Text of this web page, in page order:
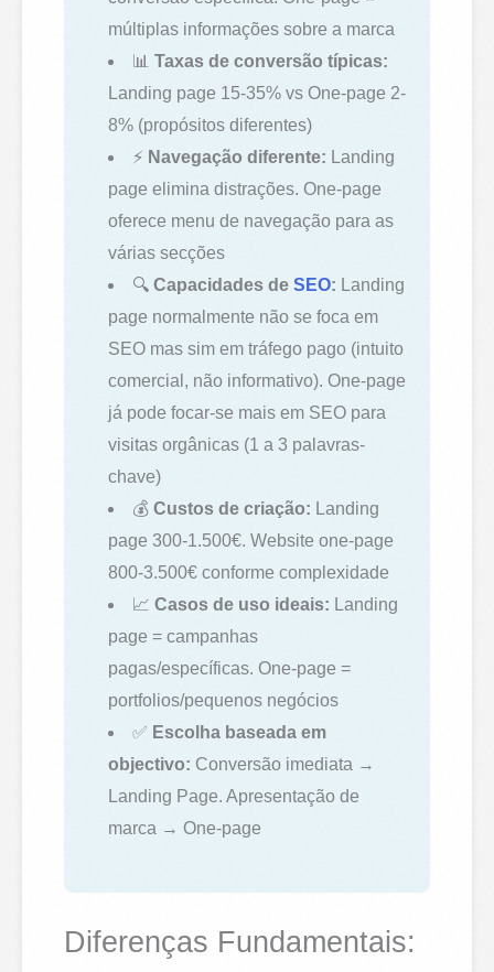
múltiplas informações sobre a marca
📊Taxas de conversão típicas:
Landing page 15-35% vs One-page 2-
8% (propósitos diferentes)
⚡ Navegação diferente: Landing
page elimina distrações. One-page
oferece menu de navegação para as
várias secções
🔍Capacidades deSEO: Landing
page normalmente não se foca em
SEO mas sim em tráfego pago (intuito
comercial, não informativo). One-page
já pode focar-se mais em SEO para
visitas orgânicas (1 a 3 palavras-
chave)
💰Custos de criação: Landing
page 300-1.500€. Website one-page
800-3.500€ conforme complexidade
📈Casos de uso ideais: Landing
page = campanhas
pagas/específicas. One-page =
portfolios/pequenos negócios
✅ Escolha baseada em
objectivo: Conversão imediata →
Landing Page. Apresentação de
marca → One-page
Diferenças Fundamentais: